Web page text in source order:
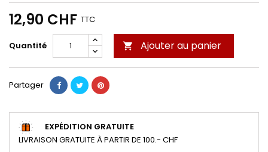
12,90 CHF TTC
Quantité  Ajouter au panier
Partager
EXPÉDITION GRATUITE
LIVRAISON GRATUITE À PARTIR DE 100.- CHF